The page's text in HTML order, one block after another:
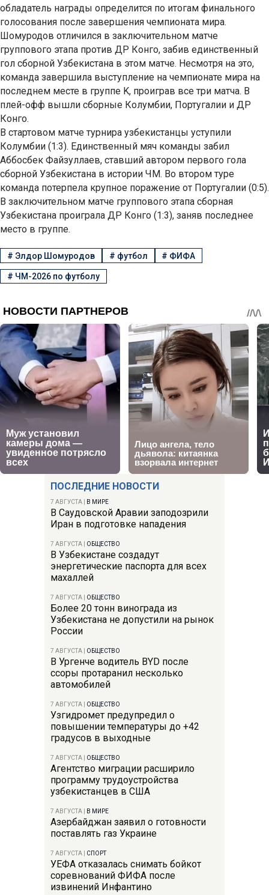
ПОСЛЕДНИЕ НОВОСТИ
7 АВГУСТА В МИРЕ
В Саудовской Аравии заподозрили
Иран в подготовке нападения
7 АВГУСТА ОБЩЕСТВО
В Узбекистане создадут
энергетические паспорта для всех
махаллей
7 АВГУСТА ОБЩЕСТВО
Более 20 тонн винограда из
Узбекистана не допустили на рынок
России
7 АВГУСТА ОБЩЕСТВО
В Ургенче водитель BYD после
ссоры протаранил несколько
автомобилей
7 АВГУСТА ОБЩЕСТВО
Узгидромет предупредил о
повышении температуры до +42
градусов в выходные
7 АВГУСТА ОБЩЕСТВО
Агентство миграции расширило
программу трудоустройства
узбекистанцев в США
7 АВГУСТА В МИРЕ
Азербайджан заявил о готовности
поставлять газ Украине
7 АВГУСТА СПОРТ
УЕФА отказалась снимать бойкот
соревнований ФИФА после
извинений Инфантино
обладатель награды определится по итогам финального
голосования после завершения чемпионата мира.
Шомуродов отличился в заключительном матче
группового этапа против ДР Конго, забив единственный
гол сборной Узбекистана в этом матче. Несмотря на это,
команда завершила выступление на чемпионате мира на
последнем месте в группе K, проиграв все три матча. В
плей-офф вышли сборные Колумбии, Португалии и ДР
Конго.
В стартовом матче турнира узбекистанцы уступили
Колумбии (1:3). Единственный мяч команды забил
Аббосбек Файзуллаев, ставший автором первого гола
сборной Узбекистана в истории ЧМ. Во втором туре
команда потерпела крупное поражение от Португалии (0:5).
В заключительном матче группового этапа сборная
Узбекистана проиграла ДР Конго (1:3), заняв последнее
место в группе.
# Элдор Шомуродов # футбол # ФИФА
# ЧМ-2026 по футболу